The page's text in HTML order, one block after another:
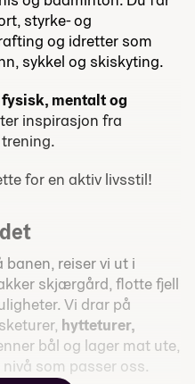
styrke- og
og idretter som
sykkel og skiskyting.
fysisk, mentalt og
inspirasjon fra
for en aktiv livsstil!
banen, reiser vi ut i
skjærgård, flotte fjell
Vi drar på
hytteturer,
bål og lager mat ute,
som passer oss.